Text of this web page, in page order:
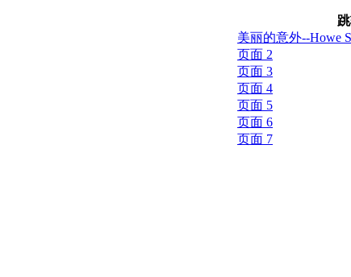
美丽的意外--Howe
页面 2
页面 3
页面 4
页面 5
页面 6
页面 7